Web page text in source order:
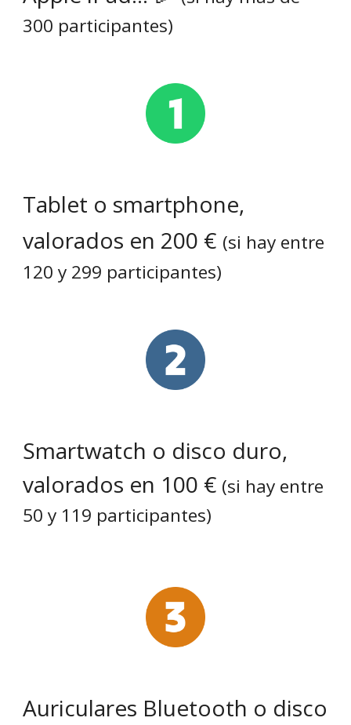
300 participantes)
Tablet o smartphone,
valorados en 200 € (si hay entre
120 y 299 participantes)
Smartwatch o disco duro,
valorados en 100 € (si hay entre
50 y 1 19 participantes)
Auriculares Bluetooth o disco